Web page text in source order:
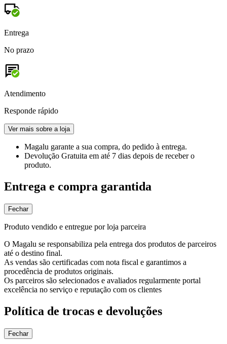
Entrega
No prazo
Atendimento
Responde rápido
Ver mais sobre a loja
Magalu garante a sua compra, do pedido à entrega.
Devolução Gratuita em até 7 dias depois de receber o
produto.
Entrega e compra garantida
Fechar
Produto vendido e entregue por loja parceira
O Magalu se responsabiliza pela entrega dos produtos de parceiros
até o destino final.
As vendas são certificadas com nota fiscal e garantimos a
procedência de produtos originais.
Os parceiros são selecionados e avaliados regularmente portal
excelência no serviço e reputação com os clientes
Política de trocas e devoluções
Fechar